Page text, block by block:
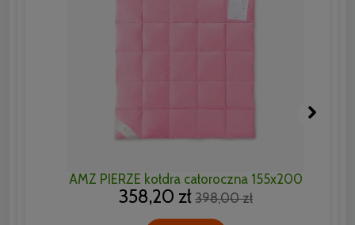
AMZ PIERZE kołdra całoroczna 155x200
358,20 zł 398,00 zł